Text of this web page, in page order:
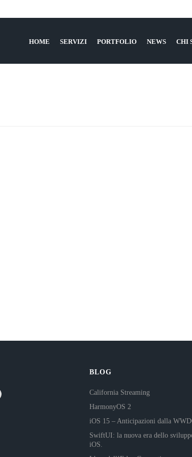
HOME SERVIZI PORTFOLIO NEWS CHI
BLOG
California Streaming
HarmonyOS 2
iOS 15 – Anticipazioni dalla
SwiftUI: la nuova era dello
iOS.